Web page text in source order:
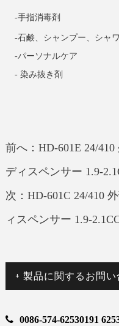
-手指消毒剤
-石鹸、シャンプー、シャ
-パーソナルケア
- 染み抜き剤
前へ：HD-601E 24/
ディスペンサー 1.9-
次：HD-601C 24/410
ィスペンサー 1.9-
+ 製品に関するお問い
0086-574-62530191